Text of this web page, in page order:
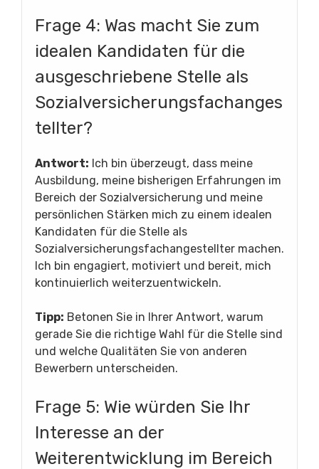
Frage 4: Was macht Sie zum
idealen Kandidaten für die
ausgeschriebene Stelle als
Sozialversicherungsfachanges
tellter?
Antwort: Ich bin überzeugt, dass meine
Ausbildung, meine bisherigen Erfahrungen im
Bereich der Sozialversicherung und meine
persönlichen Stärken mich zu einem idealen
Kandidaten für die Stelle als
Sozialversicherungsfachangestellter machen.
Ich bin engagiert, motiviert und bereit, mich
kontinuierlich weiterzuentwickeln.
Tipp: Betonen Sie in Ihrer Antwort, warum
gerade Sie die richtige Wahl für die Stelle sind
und welche Qualitäten Sie von anderen
Bewerbern unterscheiden.
Frage 5: Wie würden Sie Ihr
Interesse an der
Weiterentwicklung im Bereich